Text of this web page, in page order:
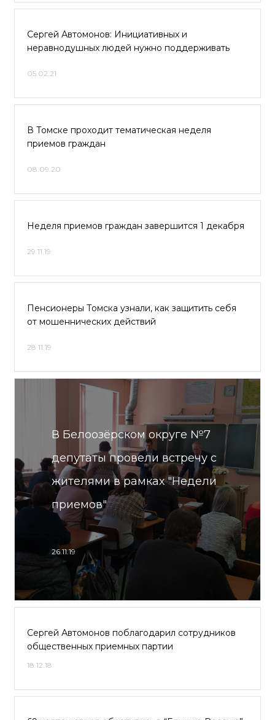
Сергей Автомонов: Инициативных и
неравнодушных людей нужно поддерживать
05.02.21
В Томске проходит тематическая неделя
приемов граждан
08.09.20
Неделя приемов граждан завершится 1 декабря
29.11.19
Пенсионеры Томска узнали, как защитить себя
от мошеннических действий
28.11.19
В Белоозёрском округе №7
депутаты провели встречу с
жителями в рамках "Недели
приемов"
26.11.19
Сергей Автомонов поблагодарил сотрудников
общественных приемных партии
18.12.18